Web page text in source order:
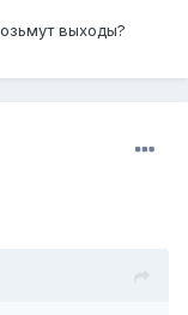
выходы?